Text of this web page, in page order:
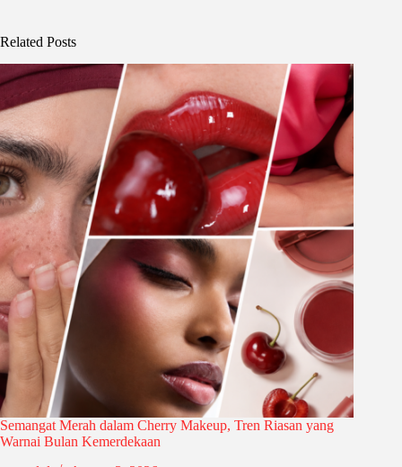
Related Posts
Semangat Merah dalam Cherry Makeup, Tren Riasan yang
Warnai Bulan Kemerdekaan